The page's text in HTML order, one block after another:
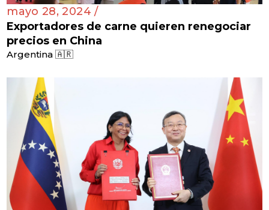
mayo 28, 2024 /
Exportadores de carne quieren renegociar
precios en China
Argentina 🇦🇷